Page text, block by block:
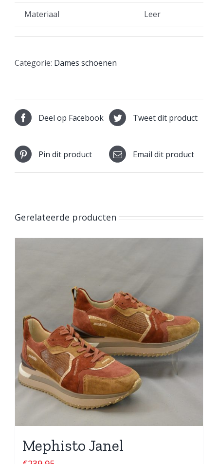
Materiaal Leer
Categorie: Dames schoenen
Deel op Facebook Tweet dit product
Pin dit product Email dit product
Gerelateerde producten
Mephisto Janel